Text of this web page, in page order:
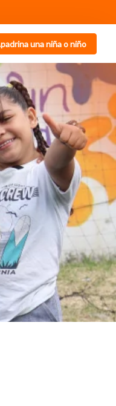
una niña o niño